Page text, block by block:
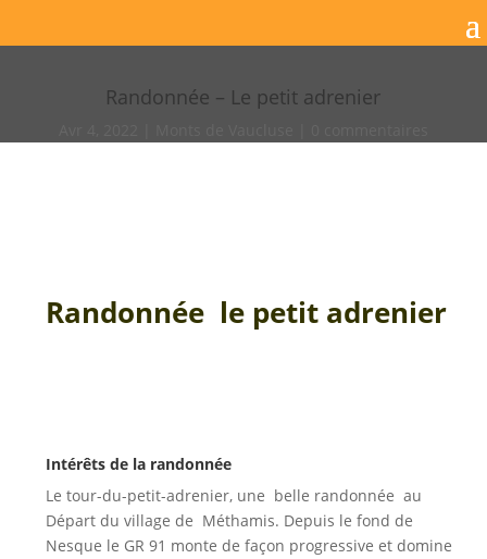
Randonnée – Le petit adrenier
Randonnée le petit adrenier
Intérêts de la randonnée
Le tour-du-petit-adrenier, une belle randonnée au
Départ du village de Méthamis. Depuis le fond de
Nesque le GR 91 monte de façon progressive et domine